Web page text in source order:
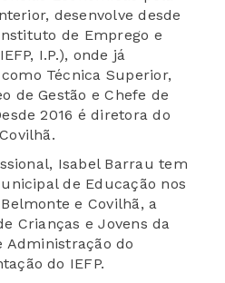
desenvolve desde
de Emprego e
I.P.), onde já
Técnica Superior,
de Gestão e Chefe de
2016 é diretora do
Isabel Barrau tem
de Educação nos
e Covilhã, a
Crianças e Jovens da
Administração do
do IEFP.